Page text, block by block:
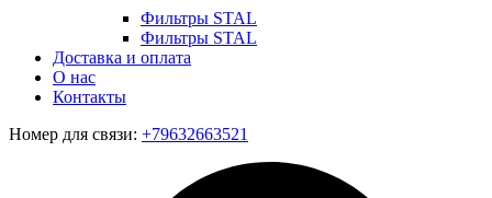
Фильтры STAL
Фильтры STAL
Доставка и оплата
О нас
Контакты
Номер для связи: +79632663521